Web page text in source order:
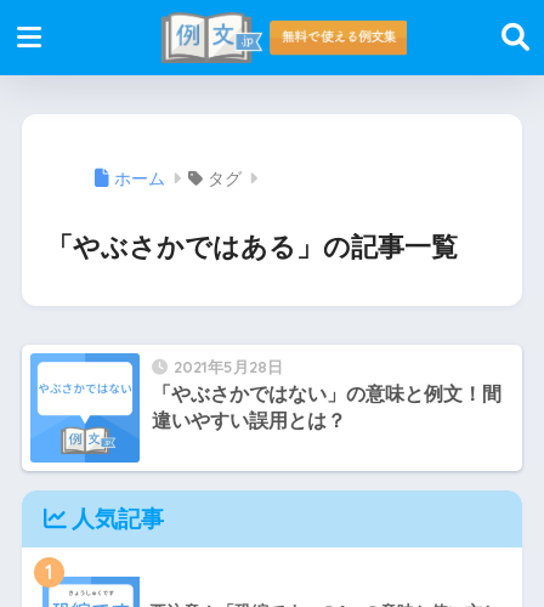
ホーム タグ
「やぶさかではある」の記事一覧
2021年5月28日
「やぶさかではない」の意味と例文！間
違いやすい誤用とは？
人気記事
1